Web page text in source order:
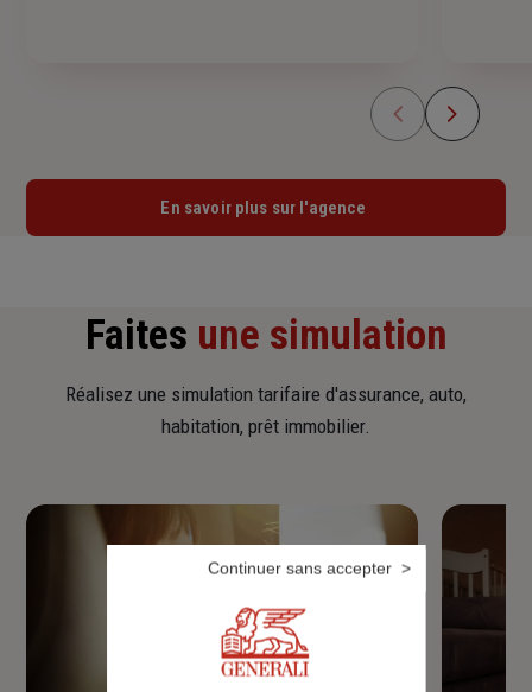
En savoir plus sur l'agence
Faites une simulation
Réalisez une simulation tarifaire d'assurance, auto,
habitation, prêt immobilier.
Continuer sans accepter